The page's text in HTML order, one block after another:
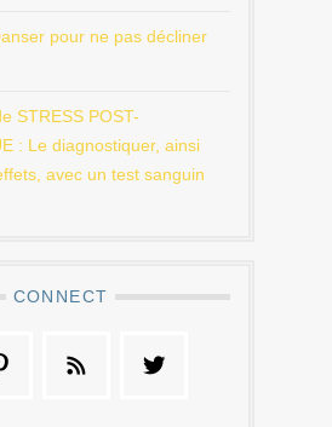
pour ne pas décliner
STRESS POST-
: Le diagnostiquer, ainsi
avec un test sanguin
CONNECT